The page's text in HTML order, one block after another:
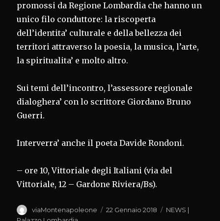
promossi da Regione Lombardia che hanno un
unico filo conduttore: la riscoperta
dell’identita’ culturale e della bellezza dei
territori attraverso la poesia, la musica, l’arte,
la spiritualita’ e molto altro.
Sui temi dell’incontro, l’assessore regionale
dialoghera’ con lo scrittore Giordano Bruno
Guerri.
Interverra’ anche il poeta Davide Rondoni.
– ore 10, Vittoriale degli Italiani (via del
Vittoriale, 12 – Gardone Riviera/Bs).
Autore
viaMontenapoleone
Pubblicato
22 Gennaio 2018 Categorie
NEWS |